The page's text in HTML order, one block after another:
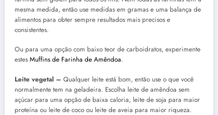
mesma medida, então use medidas em gramas e uma balança de
alimentos para obter sempre resultados mais precisos e
consistentes.
Ou para uma opção com baixo teor de carboidratos, experimente
estes Muffins de Farinha de Amêndoa.
Leite vegetal – Qualquer leite está bom, então use o que você
normalmente tem na geladeira. Escolha leite de amêndoa sem
açúcar para uma opção de baixa caloria, leite de soja para maior
proteína ou leite de coco ou leite de aveia para maior riqueza.